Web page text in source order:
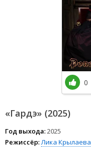
«Гардэ» (2025)
Год выхода:2025
Режиссёр:Лика Крылаева
0